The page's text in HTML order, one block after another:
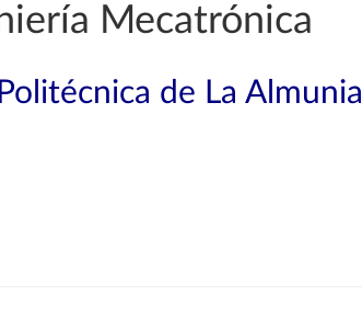
Mecatrónica
de La Almunia